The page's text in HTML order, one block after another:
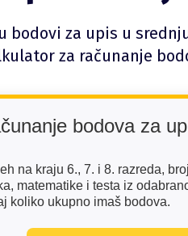
bodovi za upis u
za računanje
bodova za
na kraju 6., 7. i 8. razreda,
matematike i testa iz
koliko ukupno imaš bodova.